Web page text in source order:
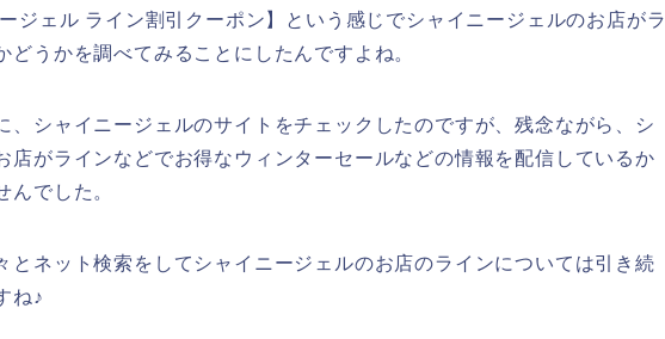
ジェル ライン割引クーポン】という感じでシャイニージェルのお店がラ
どうかを調べてみることにしたんですよね。
、シャイニージェルのサイトをチェックしたのですが、残念ながら、シ
店がラインなどでお得なウィンターセールなどの情報を配信しているか
んでした。
とネット検索をしてシャイニージェルのお店のラインについては引き続
ね♪